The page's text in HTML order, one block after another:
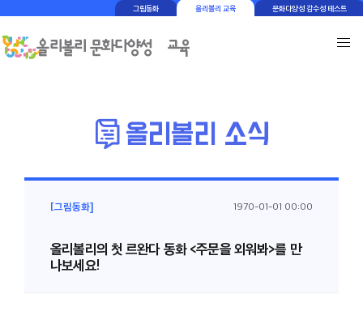
그림동화 올리볼리 교육 문화다양성 감수성 테스트
[그림동화] 1970-01-01 00:00
올리볼리의 첫 르완다 동화 <주문을 외워봐>를 만
나보세요!